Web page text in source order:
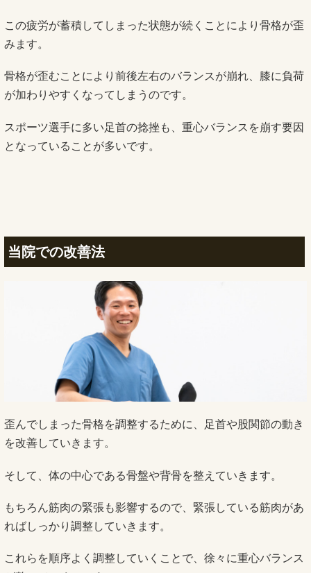
この疲労が蓄積してしまった状態が続くことにより骨格が歪
みます。
骨格が歪むことにより前後左右のバランスが崩れ、膝に負荷
が加わりやすくなってしまうのです。
スポーツ選手に多い足首の捻挫も、重心バランスを崩す要因
となっていることが多いです。
当院での改善法
歪んでしまった骨格を調整するために、足首や股関節の動き
を改善していきます。
そして、体の中心である骨盤や背骨を整えていきます。
もちろん筋肉の緊張も影響するので、緊張している筋肉があ
ればしっかり調整していきます。
これらを順序よく調整していくことで、徐々に重心バランス